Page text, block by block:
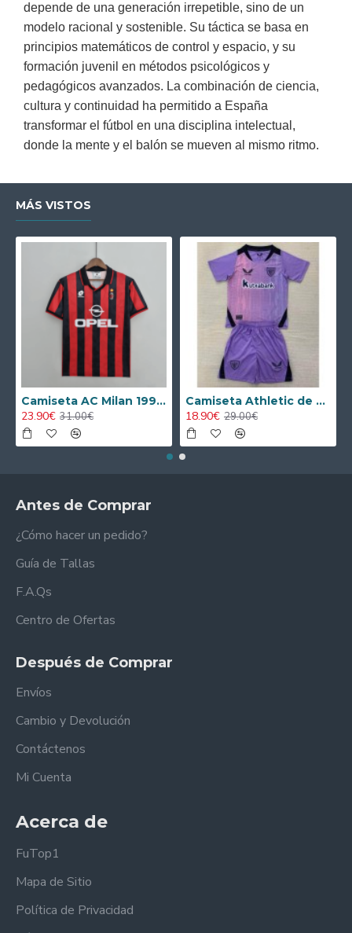
depende de una generación irrepetible, sino de un
modelo racional y sostenible. Su táctica se basa en
principios matemáticos de control y espacio, y su
formación juvenil en métodos psicológicos y
pedagógicos avanzados. La combinación de ciencia,
cultura y continuidad ha permitido a España
transformar el fútbol en una disciplina intelectual,
donde la mente y el balón se mueven al mismo ritmo.
MÁS VISTOS
Camiseta AC Milan 1995/1996 Local Retro
23.90€ 31.00€
Camiseta Athletic de Bilbao 2024/2025 Alternativo Niño Kit
18.90€ 29.00€
Antes de Comprar
¿Cómo hacer un pedido?
Guía de Tallas
F.A.Qs
Centro de Ofertas
Después de Comprar
Envíos
Cambio y Devolución
Contáctenos
Mi Cuenta
Acerca de
FuTop1
Mapa de Sitio
Política de Privacidad